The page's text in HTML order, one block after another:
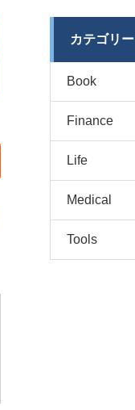
カテゴリー
Book
Finance
Life
Medical
Tools